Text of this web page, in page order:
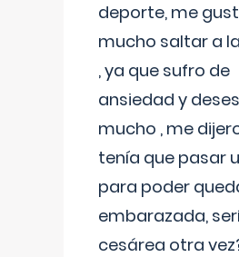
deporte, me
mucho saltar a
, ya que sufro de
ansiedad y
mucho , me
tenía que pasar
para poder
embarazada,
cesárea otra